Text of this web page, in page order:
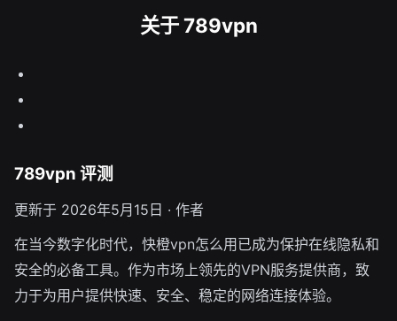
关于 789vpn
789vpn 评测
更新于 2026年5月15日 · 作者
在当今数字化时代，快橙vpn怎么用已成为保护在线隐私和
安全的必备工具。作为市场上领先的VPN服务提供商，致
力于为用户提供快速、安全、稳定的网络连接体验。